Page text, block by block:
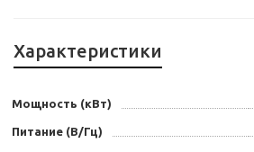
Характеристики
Мощность (кВт)
Питание (В/Гц)